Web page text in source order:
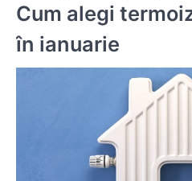
Cum alegi
în ianuarie